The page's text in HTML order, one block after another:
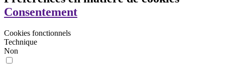
Consentement
Cookies fonctionnels
Technique
Non